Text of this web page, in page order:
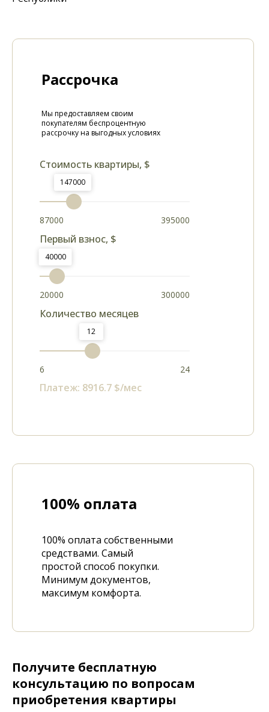
Рассрочка
Мы предоставляем своим
покупателям беспроцентную
рассрочку на выгодных условиях
Стоимость квартиры, $
147000
87000 395000
Первый взнос, $
40000
20000 300000
Количество месяцев
12
6 24
Платеж: 8916.7 $/мес
100% оплата
100% оплата собственными
средствами. Самый
простой способ покупки.
Минимум документов,
максимум комфорта.
Получите бесплатную
консультацию по вопросам
приобретения квартиры